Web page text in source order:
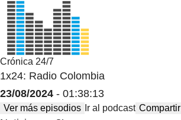
Crónica 24/7
1x24: Radio Colombia
23/08/2024 - 01:38:13
Ver más episodios Ir al podcast Compartir